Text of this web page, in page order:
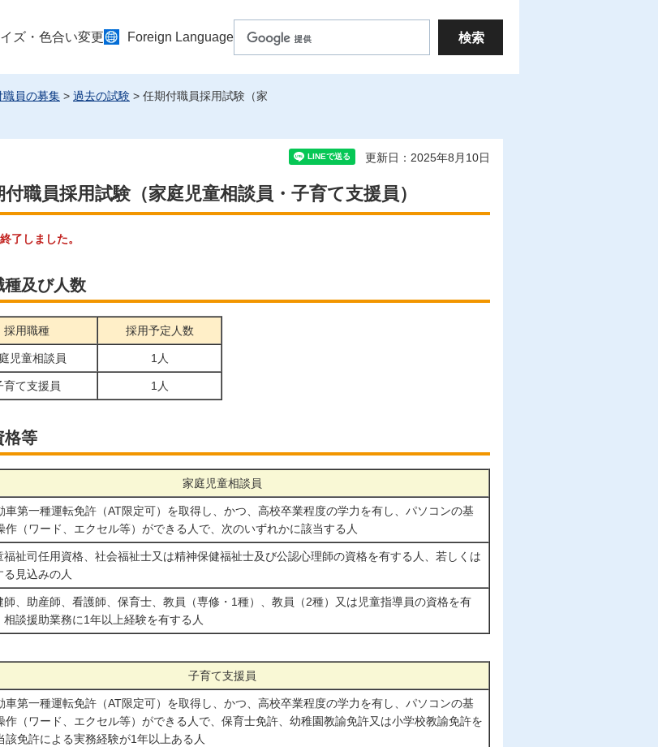
ズ・色合い変更 Foreign Language
職員の募集 > 過去の試験 > 任期付職員採用試験（家
更新日：2025年8月10日
付職員採用試験（家庭児童相談員・子育て支援員）
了しました。
種及び人数
採用職種 採用予定人数
児童相談員 1人
育て支援員 1人
格等
家庭児童相談員
車第一種運転免許（AT限定可）を取得し、かつ、高校卒業程度の学力を有し、パソコンの基
作（ワード、エクセル等）ができる人で、次のいずれかに該当する人
福祉司任用資格、社会福祉士又は精神保健福祉士及び公認心理師の資格を有する人、若しくは
る見込みの人
師、助産師、看護師、保育士、教員（専修・1種）、教員（2種）又は児童指導員の資格を有
相談援助業務に1年以上経験を有する人
子育て支援員
車第一種運転免許（AT限定可）を取得し、かつ、高校卒業程度の学力を有し、パソコンの基
作（ワード、エクセル等）ができる人で、保育士免許、幼稚園教諭免許又は小学校教諭免許を
該免許による実務経験が1年以上ある人